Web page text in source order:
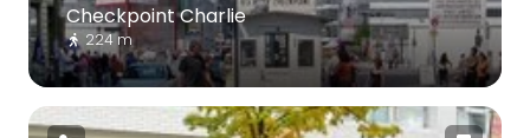
Checkpoint Charlie
224 m